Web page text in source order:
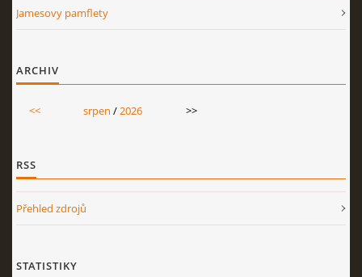
Jamesovy pamflety
ARCHIV
<< srpen /2026 >>
RSS
Přehled zdrojů
STATISTIKY